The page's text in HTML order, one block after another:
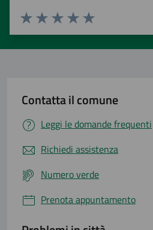
Valuta 5 stelle
Valuta 4 stelle su 5
Valuta 3 stelle su 5
Valuta 2 stelle su 5
Valuta 1 stelle su 5
Contatta il comune
Leggi le domande frequenti
Richiedi assistenza
Numero verde
Prenota appuntamento